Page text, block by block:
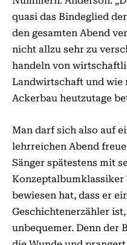
quasi das Bindeglied
den gesamten Abend
nicht allzu sehr zu
handeln von
Landwirtschaft und wie
Ackerbau heutzutage
Man darf sich also auf
lehrreichen Abend
Sänger spätestens mit
Konzeptalbumklassiker
bewiesen hat, dass er
Geschichtenerzähler
unbequemer. Denn der